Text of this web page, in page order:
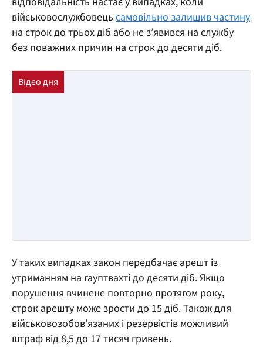
військовослужбовець самовільно залишив частину
на строк до трьох діб або не з’явився на службу
без поважних причин на строк до десяти діб.
У таких випадках закон передбачає арешт із
утриманням на гауптвахті до десяти діб. Якщо
порушення вчинене повторно протягом року,
строк арешту може зрости до 15 діб. Також для
військовозобов’язаних і резервістів можливий
штраф від 8,5 до 17 тисяч гривень.